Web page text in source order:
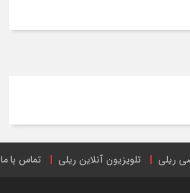
ریلی تلویزیون آنلاین ریلی تماس با ما